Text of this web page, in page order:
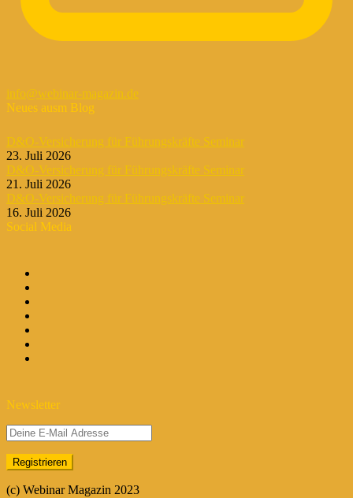
info@webinar-magazin.de
Neues ausm Blog
D&O-Versicherung für Führungskräfte Seminar
23. Juli 2026
D&O-Versicherung für Führungskräfte Seminar
21. Juli 2026
D&O-Versicherung für Führungskräfte Seminar
16. Juli 2026
Social Media
Newsletter
(c) Webinar Magazin 2023